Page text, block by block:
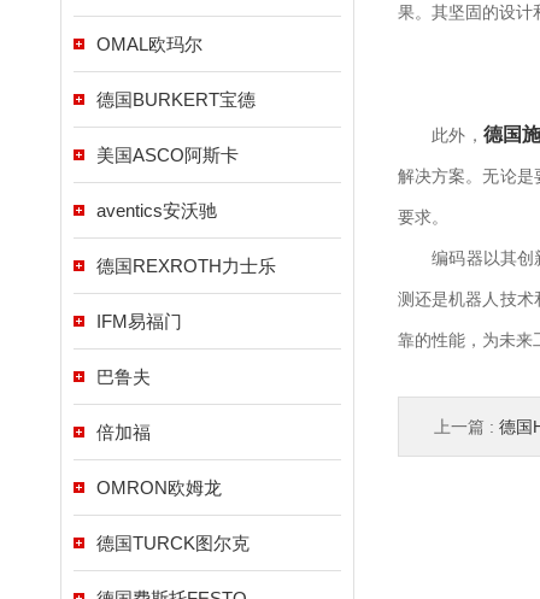
OMAL欧玛尔
德国BURKERT宝德
美国ASCO阿斯卡
aventics安沃驰
德国REXROTH力士乐
IFM易福门
巴鲁夫
倍加福
OMRON欧姆龙
德国TURCK图尔克
果。其坚固的设计
此外， 德国
解决方案。无论是
要求。
编码器以其创新
测还是机器人技术
靠的性能，为未来
上一篇 : 德国